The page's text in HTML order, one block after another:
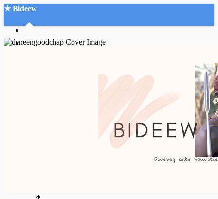
★ Bideew